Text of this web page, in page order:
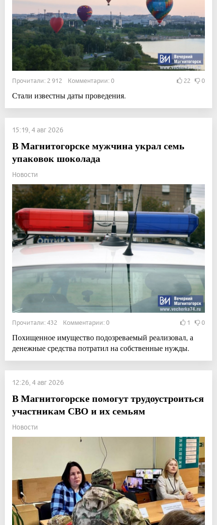
Прочитали: 2 912 Комментарии: 0 22 0
Стали известны даты проведения.
15:19, 4 авг 2026
В Магнитогорске мужчина украл семь
упаковок шоколада
Новости
Прочитали: 432 Комментарии: 0 1 0
Похищенное имущество подозреваемый реализовал, а
денежные средства потратил на собственные нужды.
12:26, 4 авг 2026
В Магнитогорске помогут трудоустроиться
участникам СВО и их семьям
Новости